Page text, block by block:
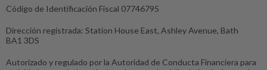
Código de Identificación Fiscal 07746795
Dirección registrada: Station House East, Ashley Avenue, Bath
BA1 3DS
Autorizado y regulado por la Autoridad de Conducta Financiera para